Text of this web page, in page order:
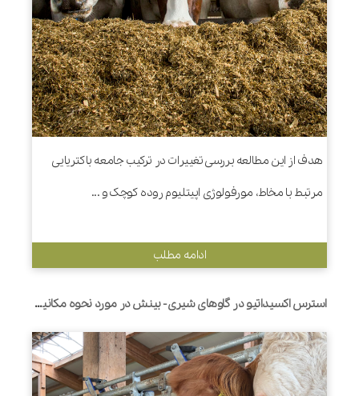
هدف از این مطالعه بررسی تغییرات در ترکیب جامعه باکتریایی
مرتبط با مخاط، مورفولوژی اپیتلیوم روده کوچک و ...
ادامه مطلب
استرس اکسیداتیو در گاوهای شیری- بینش در مورد نحوه مکانیسم اقدامات و راهبردهای کاهش